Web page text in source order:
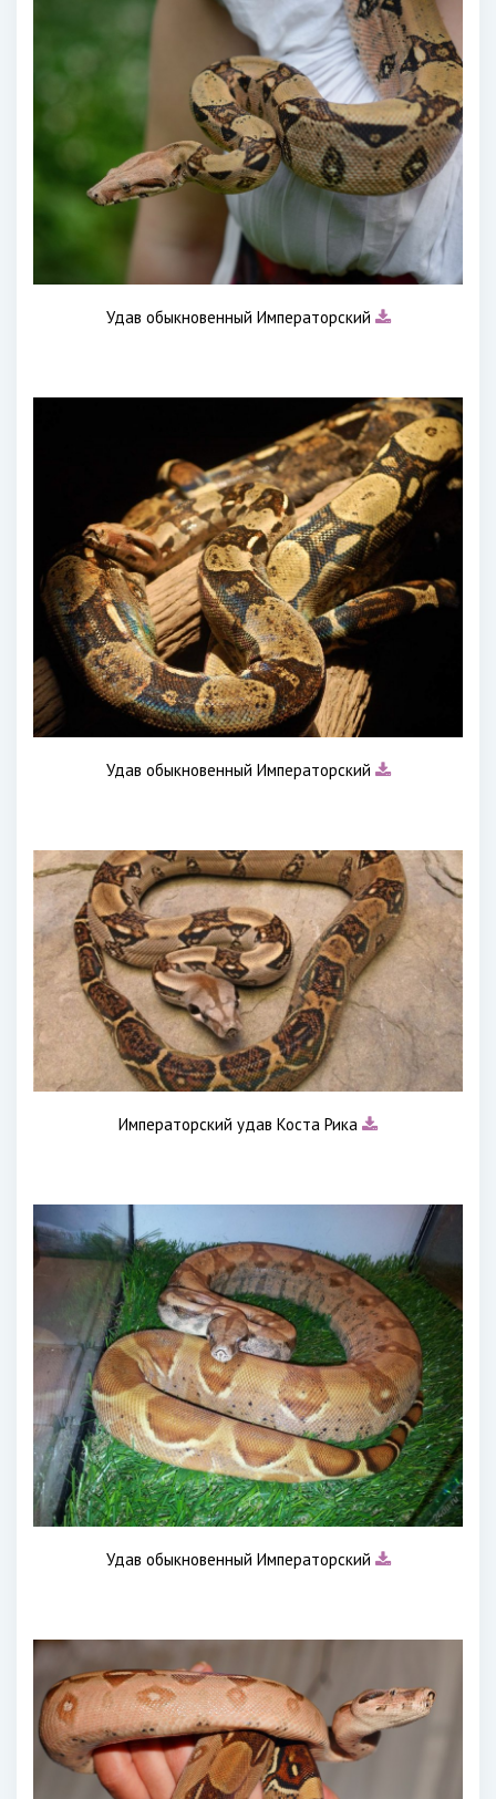
Удав обыкновенный Императорский
Удав обыкновенный Императорский
Императорский удав Коста Рика
Удав обыкновенный Императорский